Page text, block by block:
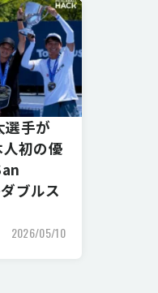
選手が
初の優
ブルス
2026/05/10